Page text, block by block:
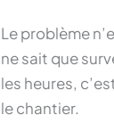
Le problème
ne sait que
les heures,
le chantier.